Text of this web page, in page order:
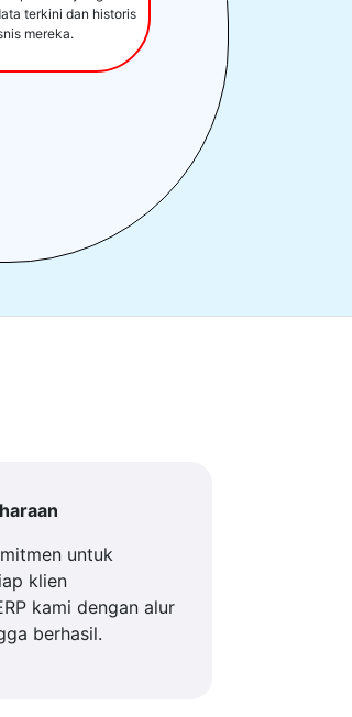
terkini dan historis
mereka.
untuk
klien
kami dengan alur
berhasil.